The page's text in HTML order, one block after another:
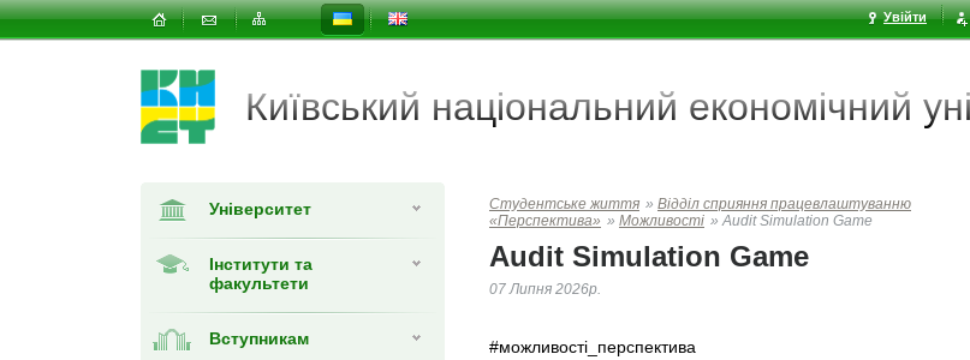
Увійти
Київський національний економічний
Університет
Інститути та
факультети
Вступникам
Студентське життя » Відділ сприяння працевлаштуванню
«Перспектива» » Можливості » Audit Simulation Game
Audit Simulation Game
07 Липня 2026р.
#можливості_перспектива